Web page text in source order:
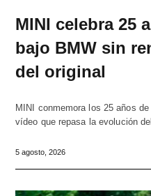
MINI celebra 25
bajo BMW sin
del original
MINI conmemora los 25 años
vídeo que repasa la evolución
5 agosto, 2026